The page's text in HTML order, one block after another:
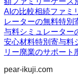
AIの比較相続ファミ
レーターの無料特別
与料シミュレーター
安心材料特別寄与料
リー廃業のサポート
pear-ikuji.com